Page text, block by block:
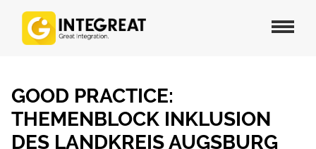
GOOD PRACTICE:
THEMENBLOCK INKLUSION
DES LANDKREIS AUGSBURG